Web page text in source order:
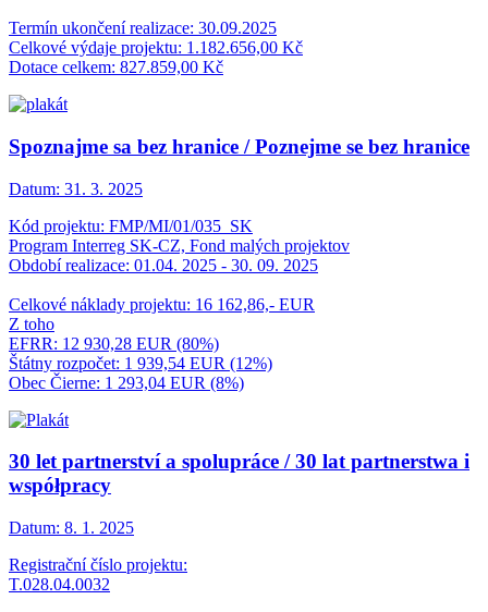
Termín ukončení realizace: 30.09.2025
Celkové výdaje projektu: 1.182.656,00 Kč
Dotace celkem: 827.859,00 Kč
Spoznajme sa bez hranice / Poznejme se bez hranice
Datum: 31. 3. 2025
Kód projektu: FMP/MI/01/035_SK
Program Interreg SK-CZ, Fond malých projektov
Období realizace: 01.04. 2025 - 30. 09. 2025
Celkové náklady projektu: 16 162,86,- EUR
Z toho
EFRR: 12 930,28 EUR (80%)
Štátny rozpočet: 1 939,54 EUR (12%)
Obec Čierne: 1 293,04 EUR (8%)
30 let partnerství a spolupráce / 30 lat partnerstwa i
współpracy
Datum: 8. 1. 2025
Registrační číslo projektu:
T.028.04.0032